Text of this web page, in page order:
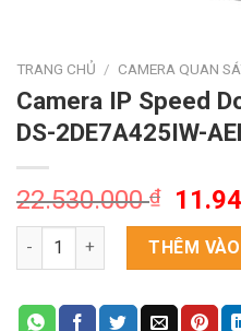
TRANG CHỦ / CAMERA QUAN
Camera IP Speed
DS-2DE7A425IW-
22.530.000₫
Giá
gốc
là:
Camera IP Speed Dome
THÊM